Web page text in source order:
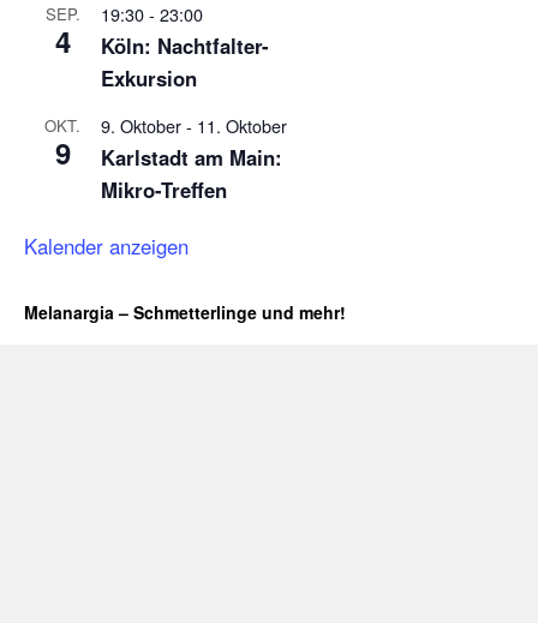
SEP.
4
19:30- 23:00
Köln: Nachtfalter-
Exkursion
OKT.
9
9. Oktober- 11. Oktober
Karlstadt am Main:
Mikro-Treffen
Kalender anzeigen
Melanargia – Schmetterlinge und mehr!